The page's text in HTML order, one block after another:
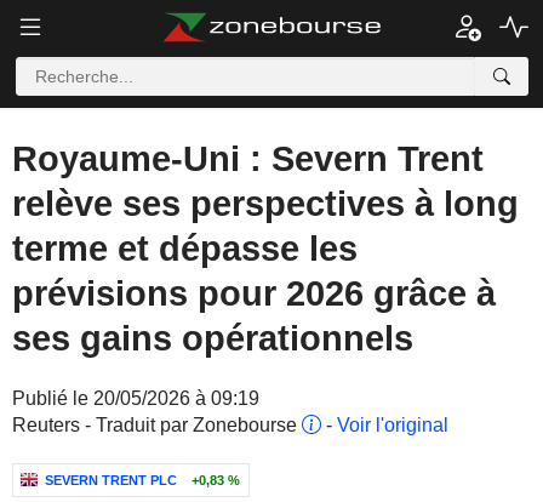
Royaume-Uni : Severn Trent
relève ses perspectives à long
terme et dépasse les
prévisions pour 2026 grâce à
ses gains opérationnels
Publié le 20/05/2026 à 09:19
Reuters - Traduit par Zonebourse
- Voir l'original
SEVERN TRENT PLC +0,83 %